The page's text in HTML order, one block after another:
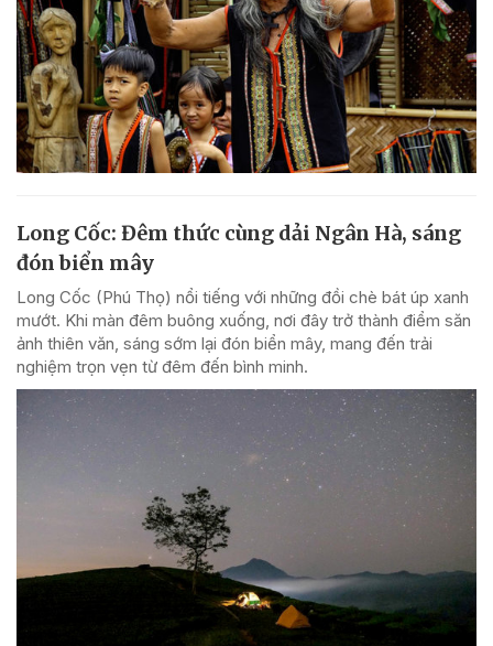
Long Cốc: Đêm thức cùng dải Ngân Hà, sáng
đón biển mây
Long Cốc (Phú Thọ) nổi tiếng với những đồi chè bát úp xanh
mướt. Khi màn đêm buông xuống, nơi đây trở thành điểm săn
ảnh thiên văn, sáng sớm lại đón biển mây, mang đến trải
nghiệm trọn vẹn từ đêm đến bình minh.